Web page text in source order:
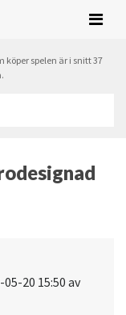
köper spelen är i snitt 37
05-20 15:50 av